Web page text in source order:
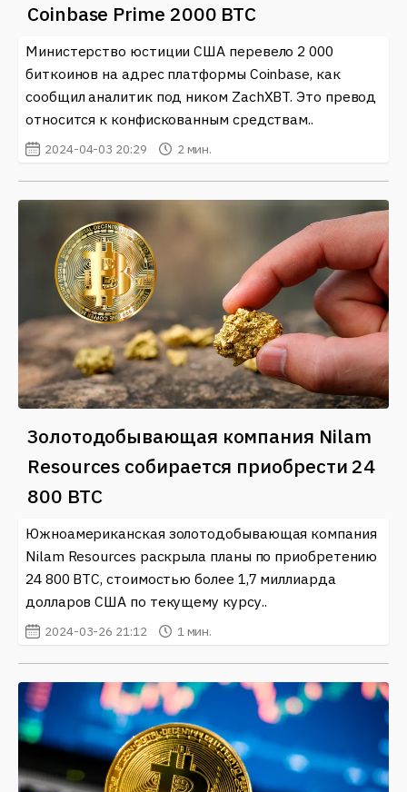
Coinbase Prime 2000 BTC
Министерство юстиции США перевело 2 000
биткоинов на адрес платформы Coinbase, как
сообщил аналитик под ником ZachXBT. Это превод
относится к конфискованным средствам..
2024-04-03 20:29 2 мин.
Золотодобывающая компания Nilam
Resources собирается приобрести 24
800 BTC
Южноамериканская золотодобывающая компания
Nilam Resources раскрыла планы по приобретению
24 800 BTC, стоимостью более 1,7 миллиарда
долларов США по текущему курсу..
2024-03-26 21:12 1 мин.